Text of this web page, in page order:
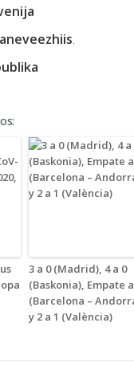
.
3 a 0 (Madrid), 4 a 0
(Baskonia), Empate a
(Barcelona –
y 2 a 1 (València)